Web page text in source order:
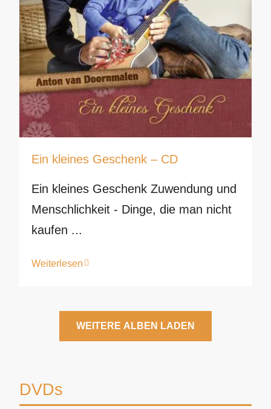
Ein kleines Geschenk – CD
Ein kleines Geschenk Zuwendung und
Menschlichkeit - Dinge, die man nicht
kaufen ...
Weiterlesen
WEITERE ALBEN LADEN
DVDs